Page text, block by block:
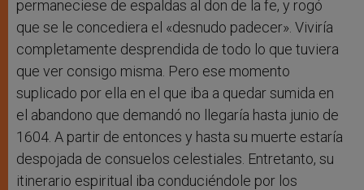
permaneciese de espaldas al don de la fe, y rogó
que se le concediera el «desnudo padecer». Viviría
completamente desprendida de todo lo que tuviera
que ver consigo misma. Pero ese momento
suplicado por ella en el que iba a quedar sumida en
el abandono que demandó no llegaría hasta junio de
1604. A partir de entonces y hasta su muerte estaría
despojada de consuelos celestiales. Entretanto, su
itinerario espiritual iba conduciéndole por los